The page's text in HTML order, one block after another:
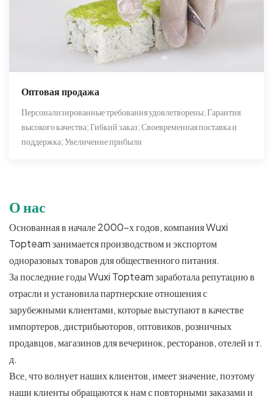
Оптовая продажа
Персонализированные требования удовлетворены; Гарантия
высокого качества; Гибкий заказ; Своевременная поставка и
поддержка; Увеличение прибыли
О нас
Основанная в начале 2000-х годов, компания Wuxi
Topteam занимается производством и экспортом
одноразовых товаров для общественного питания.
За последние годы Wuxi Topteam заработала репутацию в
отрасли и установила партнерские отношения с
зарубежными клиентами, которые выступают в качестве
импортеров, дистрибьюторов, оптовиков, розничных
продавцов, магазинов для вечеринок, ресторанов, отелей и т.
д.
Все, что волнует наших клиентов, имеет значение, поэтому
наши клиенты обращаются к нам с повторными заказами и